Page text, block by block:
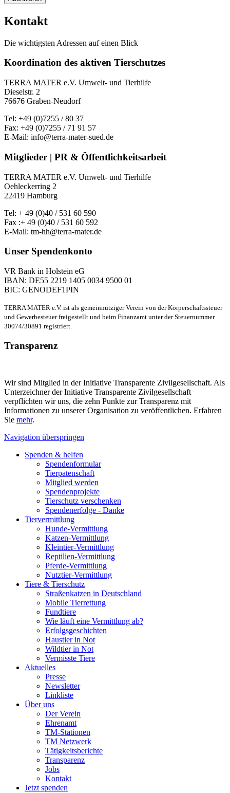
Kontakt
Die wichtigsten Adressen auf einen Blick
Koordination des aktiven Tierschutzes
TERRA MATER e.V. Umwelt- und Tierhilfe
Dieselstr. 2
76676 Graben-Neudorf
Tel: +49 (0)7255 / 80 37
Fax: +49 (0)7255 / 71 91 57
E-Mail: info@terra-mater-sued.de
Mitglieder | PR & Öffentlichkeitsarbeit
TERRA MATER e.V. Umwelt- und Tierhilfe
Oehleckerring 2
22419 Hamburg
Tel: + 49 (0)40 / 531 60 590
Fax :+ 49 (0)40 / 531 60 592
E-Mail: tm-hh@terra-mater.de
Unser Spendenkonto
VR Bank in Holstein eG
IBAN: DE55 2219 1405 0034 9500 01
BIC: GENODEF1PIN
TERRA MATER e.V. ist als gemeinnütziger Verein von der Körperschaftssteuer
und Gewerbesteuer freigestellt und beim Finanzamt unter der Steuernummer
30074/30891 registriert.
Transparenz
Wir sind Mitglied in der Initiative Transparente Zivilgesellschaft. Als
Unterzeichner der Initiative Transparente Zivilgesellschaft
verpflichten wir uns, die zehn Punkte zur Transparenz mit
Informationen zu unserer Organisation zu veröffentlichen. Erfahren
Sie mehr.
Navigation überspringen
Spenden & helfen
Spendenformular
Tierpatenschaft
Mitglied werden
Spendenprojekte
Tierschutz verschenken
Spendenerfolge - Danke
Tiervermittlung
Hunde-Vermittlung
Katzen-Vermittlung
Kleintier-Vermittlung
Reptilien-Vermittlung
Pferde-Vermittlung
Nutztier-Vermittlung
Tiere & Tierschutz
Straßenkatzen in Deutschland
Mobile Tierrettung
Fundtiere
Wie läuft eine Vermittlung ab?
Erfolgsgeschichten
Haustier in Not
Wildtier in Not
Vermisste Tiere
Aktuelles
Presse
Newsletter
Linkliste
Über uns
Der Verein
Ehrenamt
TM-Stationen
TM Netzwerk
Tätigkeitsberichte
Transparenz
Jobs
Kontakt
Jetzt spenden